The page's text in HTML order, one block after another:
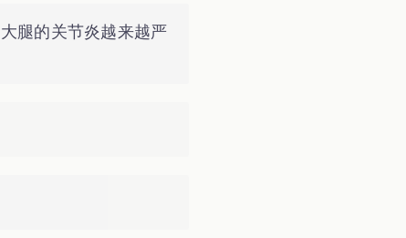
腿的关节炎越来越严